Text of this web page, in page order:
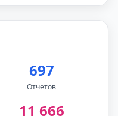
697
Отчетов
11 666